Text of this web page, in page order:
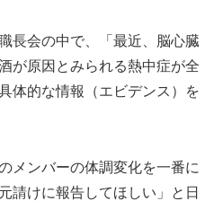
長会の中で、「最近、脳心臓
が原因とみられる熱中症が全
体的な情報（エビデンス）を
メンバーの体調変化を一番に
請けに報告してほしい」と日